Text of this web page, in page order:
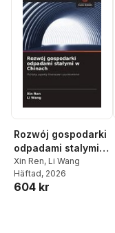
Rozwój gospodarki
odpadami stalymi w
Chinach
Xin Ren, Li Wang
Häftad, 2026
604 kr